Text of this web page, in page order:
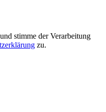
stimme der Verarbeitung
zu.